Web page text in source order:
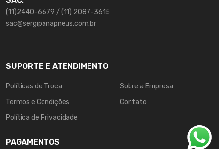
(11)2440-6679 / (11) 2087-3615
sac@sergipanapneus.com.br
SUPORTE E ATENDIMENTO
Políticas de Troca
Termos e Condições
Política de Privacidade
Sobre a Empresa
Contato
PAGAMENTOS